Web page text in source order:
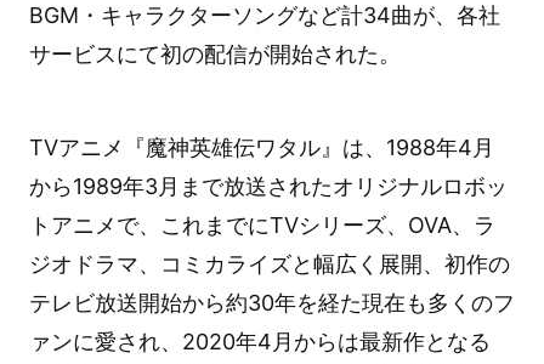
BGM・キャラクターソングなど計34曲が、各社
サービスにて初の配信が開始された。
TVアニメ『魔神英雄伝ワタル』は、1988年4月
から1989年3月まで放送されたオリジナルロボッ
トアニメで、これまでにTVシリーズ、OVA、ラ
ジオドラマ、コミカライズと幅広く展開、初作の
テレビ放送開始から約30年を経た現在も多くのフ
ァンに愛され、2020年4月からは最新作となる